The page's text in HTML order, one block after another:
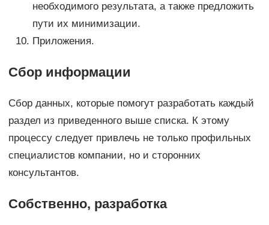
необходимого результата, а также предложить
пути их минимизации.
Приложения.
Сбор информации
Сбор данных, которые помогут разработать каждый
раздел из приведенного выше списка. К этому
процессу следует привлечь не только профильных
специалистов компании, но и сторонних
консультантов.
Собственно, разработка